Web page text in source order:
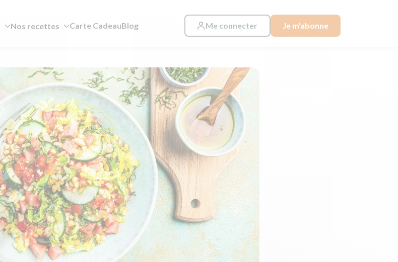
Nos recettes Carte CadeauBlog Me connecter Je m’abonne